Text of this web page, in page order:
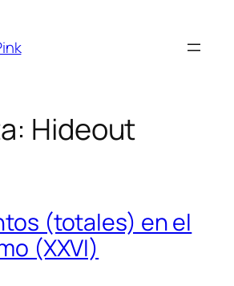
Hideout
(totales) en el
(XXVI)